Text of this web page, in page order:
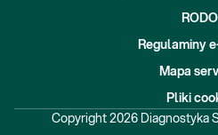
RODO
Regulaminy
Mapa
Pliki
Copyright 2026 Diagnostyka